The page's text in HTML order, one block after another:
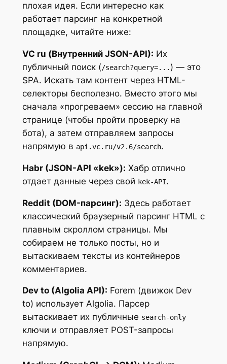
плохая идея. Если интересно как
работает парсинг на конкретной
площадке, читайте ниже:
VC ru (Внутренний JSON-API): Их
публичный поиск (/search?query=... ) — это
SPA. Искать там контент через HTML-
селекторы бесполезно. Вместо этого мы
сначала «прогреваем» сессию на главной
странице (чтобы пройти проверку на
бота), а затем отправляем запросы
напрямую в api.vc.ru/v2.6/search.
Habr (JSON-API «kek»): Хабр отлично
отдает данные через свой kek-API.
Reddit (DOM-парсинг): Здесь работает
классический браузерный парсинг HTML с
плавным скроллом страницы. Мы
собираем не только посты, но и
вытаскиваем тексты из контейнеров
комментариев.
Dev to (Algolia API): Forem (движок Dev
to) использует Algolia. Парсер
вытаскивает их публичные search-only
ключи и отправляет POST-запросы
напрямую.